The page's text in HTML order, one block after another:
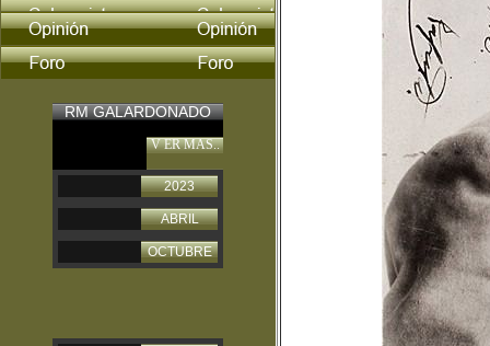
RM GALARDONADO
V ER MAS..
2023
ABRIL
OCTUBRE